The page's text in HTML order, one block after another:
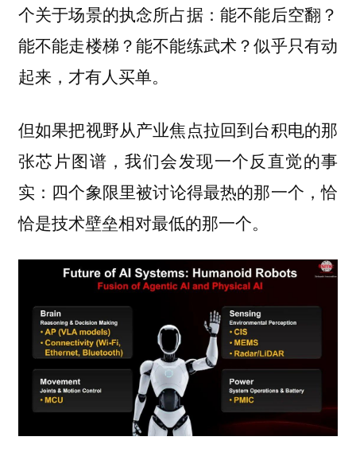
个关于场景的执念所占据：能不能后空翻？
能不能走楼梯？能不能练武术？似乎只有动
起来，才有人买单。
但如果把视野从产业焦点拉回到台积电的那
张芯片图谱，我们会发现一个反直觉的事
实： 四个象限里被讨论得最热的那一个，恰
恰是技术壁垒相对最低的那一个。